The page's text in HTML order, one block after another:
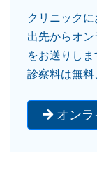
クリニック
出先からオ
をお送りしま
診察料は無料
オンラ